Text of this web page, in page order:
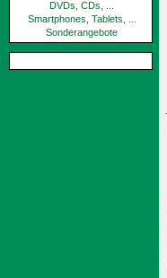
DVDs, CDs, ...
Smartphones, Tablets, ...
Sonderangebote